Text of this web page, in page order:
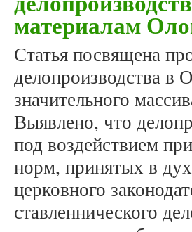
материалам
Статья посвящена
делопроизводства в
значительного
Выявлено, что
под воздействием
норм, принятых в
церковного
ставленнического